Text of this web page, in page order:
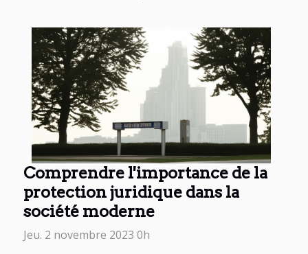
Comprendre l'importance de la
protection juridique dans la
société moderne
Jeu. 2 novembre 2023 0h